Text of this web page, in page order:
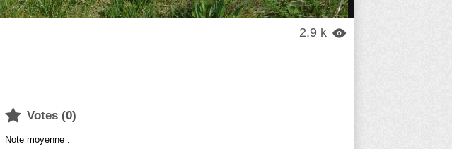
2,9 k 
 Votes (0)
Note moyenne :